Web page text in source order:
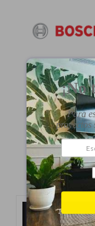
¡No
Para
proyectos